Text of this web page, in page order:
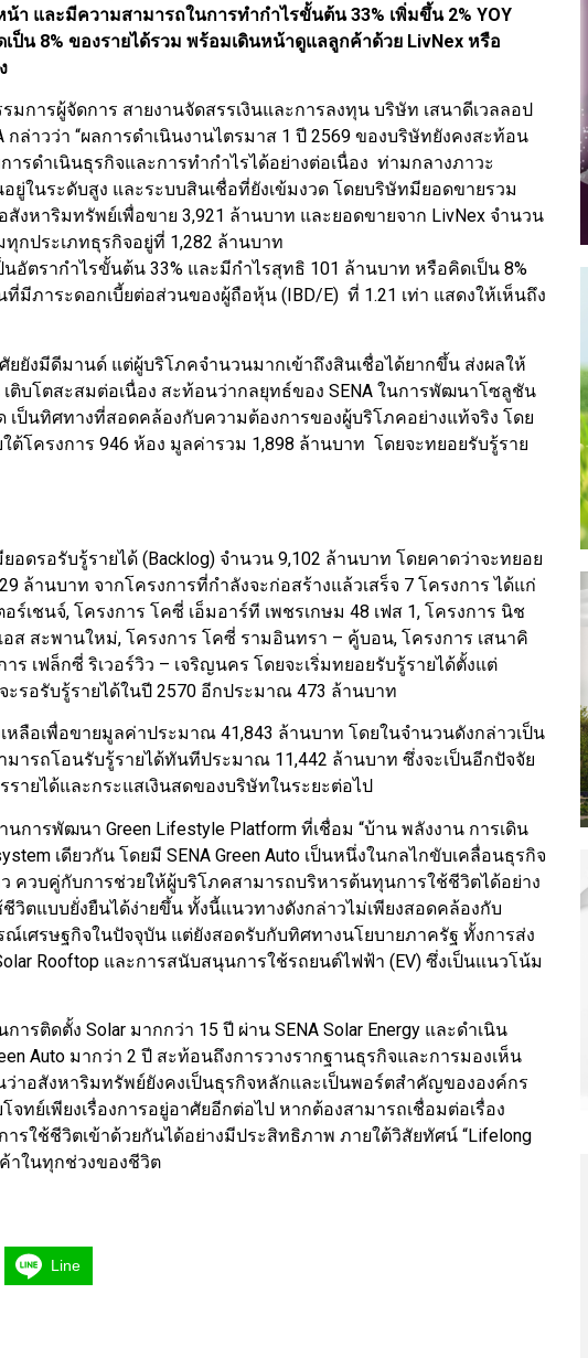
า และมีความสามารถในการทำกำไรขั้นต้น 33% เพิ่มขึ้น 2% YOY
ป็น 8% ของรายได้รวม พร้อมเดินหน้าดูแลลูกค้าด้วย LivNex หรือ
การผู้จัดการ สายงานจัดสรรเงินและการลงทุน บริษัท เสนาดีเวลลอป
กล่าวว่า “ผลการดำเนินงานไตรมาส 1 ปี 2569 ของบริษัทยังคงสะท้อน
รดำเนินธุรกิจและการทำกำไรได้อย่างต่อเนื่อง ท่ามกลางภาวะ
ยู่ในระดับสูง และระบบสินเชื่อที่ยังเข้มงวด โดยบริษัทมียอดขายรวม
สังหาริมทรัพย์เพื่อขาย 3,921 ล้านบาท และยอดขายจาก LivNex จำนวน
กประเภทธุรกิจอยู่ที่ 1,282 ล้านบาท
อัตรากำไรขั้นต้น 33% และมีกำไรสุทธิ 101 ล้านบาท หรือคิดเป็น 8%
มีภาระดอกเบี้ยต่อส่วนของผู้ถือหุ้น (IBD/E) ที่ 1.21 เท่า แสดงให้เห็นถึง
ยังมีดีมานด์ แต่ผู้บริโภคจำนวนมากเข้าถึงสินเชื่อได้ยากขึ้น ส่งผลให้
ติบโตสะสมต่อเนื่อง สะท้อนว่ากลยุทธ์ของ SENA ในการพัฒนาโซลูชัน
เป็นทิศทางที่สอดคล้องกับความต้องการของผู้บริโภคอย่างแท้จริง โดย
ต้โครงการ 946 ห้อง มูลค่ารวม 1,898 ล้านบาท โดยจะทยอยรับรู้ราย
ดรอรับรู้รายได้ (Backlog) จำนวน 9,102 ล้านบาท โดยคาดว่าจะทยอย
ล้านบาท จากโครงการที่กำลังจะก่อสร้างแล้วเสร็จ 7 โครงการ ได้แก่
ร์เชนจ์, โครงการ โคซี่ เอ็มอาร์ที เพชรเกษม 48 เฟส 1, โครงการ นิช
อส สะพานใหม่, โครงการ โคซี่ รามอินทรา – คู้บอน, โครงการ เสนาคิ
ร เฟล็กซี่ ริเวอร์วิว – เจริญนคร โดยจะเริ่มทยอยรับรู้รายได้ตั้งแต่
ะรอรับรู้รายได้ในปี 2570 อีกประมาณ 473 ล้านบาท
ลือเพื่อขายมูลค่าประมาณ 41,843 ล้านบาท โดยในจำนวนดังกล่าวเป็น
ารถโอนรับรู้รายได้ทันทีประมาณ 11,442 ล้านบาท ซึ่งจะเป็นอีกปัจจัย
ายได้และกระแสเงินสดของบริษัทในระยะต่อไป
นการพัฒนา Green Lifestyle Platform ที่เชื่อม “บ้าน พลังงาน การเดิน
เดียวกัน โดยมี SENA Green Auto เป็นหนึ่งในกลไกขับเคลื่อนธุรกิจ
ว ควบคู่กับการช่วยให้ผู้บริโภคสามารถบริหารต้นทุนการใช้ชีวิตได้อย่าง
วิตแบบยั่งยืนได้ง่ายขึ้น ทั้งนี้แนวทางดังกล่าวไม่เพียงสอดคล้องกับ
เศรษฐกิจในปัจจุบัน แต่ยังสอดรับกับทิศทางนโยบายภาครัฐ ทั้งการส่ง
Rooftop และการสนับสนุนการใช้รถยนต์ไฟฟ้า (EV) ซึ่งเป็นแนวโน้ม
รติดตั้ง Solar มากกว่า 15 ปี ผ่าน SENA Solar Energy และดำเนิน
Auto มากว่า 2 ปี สะท้อนถึงการวางรากฐานธุรกิจและการมองเห็น
าอสังหาริมทรัพย์ยังคงเป็นธุรกิจหลักและเป็นพอร์ตสำคัญขององค์กร
จทย์เพียงเรื่องการอยู่อาศัยอีกต่อไป หากต้องสามารถเชื่อมต่อเรื่อง
รใช้ชีวิตเข้าด้วยกันได้อย่างมีประสิทธิภาพ ภายใต้วิสัยทัศน์ “Lifelong
าในทุกช่วงของชีวิต
Line